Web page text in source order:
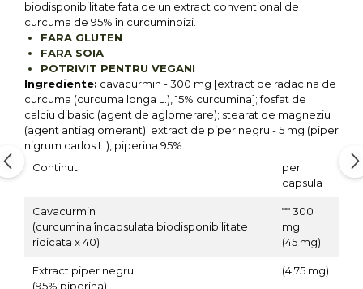
biodisponibilitate fata de un extract conventional de
curcuma de 95% în curcuminoizi.
FARA GLUTEN
FARA SOIA
POTRIVIT PENTRU VEGANI
Ingrediente: cavacurmin - 300 mg [extract de radacina de
curcuma (curcuma longa L.), 15% curcumina]; fosfat de
calciu dibasic (agent de aglomerare); stearat de magneziu
(agent antiaglomerant); extract de piper negru - 5 mg (piper
nigrum carlos L.), piperina 95%.
Continut
per
capsula
Cavacurmin
(curcumina încapsulata biodisponibilitate
ridicata x 40)
** 300
mg
(45 mg)
Extract piper negru
(95% piperina)
(4,75 mg)